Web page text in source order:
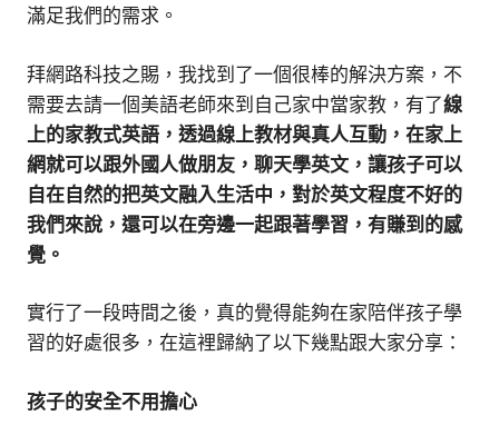
滿足我們的需求。
拜網路科技之賜，我找到了一個很棒的解決方案，不
需要去請一個美語老師來到自己家中當家教，有了線
上的家教式英語， 透過線上教材與真人互動，在家上
網就可以跟外國人做朋友，聊天學英文，讓孩子可以
自在自然的把英文融入生活中，對於英文程度不好的
我們來說，還可以在旁邊一起跟著學習，有賺到的感
覺。
實行了一段時間之後，真的覺得能夠在家陪伴孩子學
習的好處很多，在這裡歸納了以下幾點跟大家分享：
孩子的安全不用擔心